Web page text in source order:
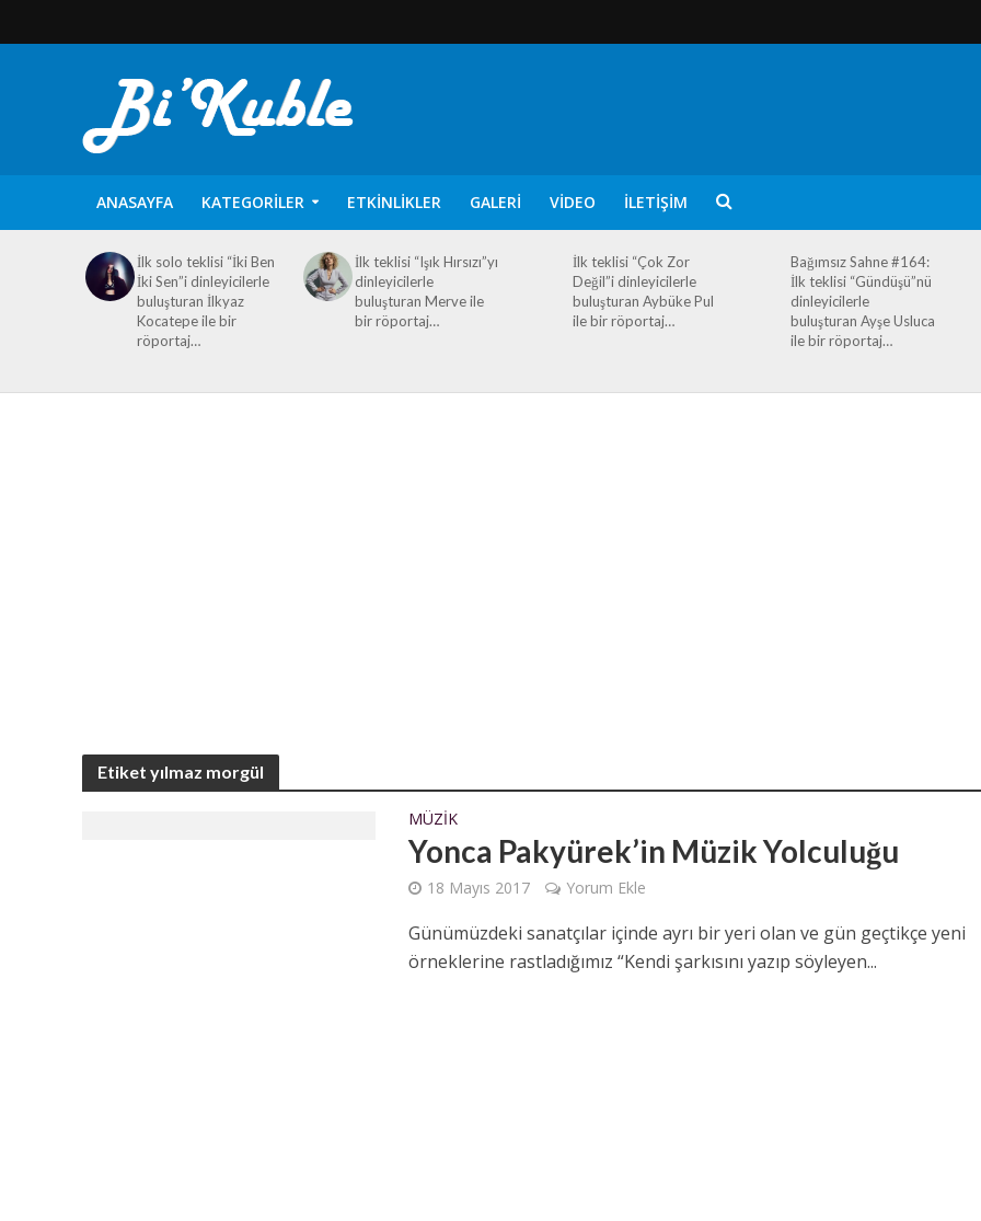
ANASAYFA KATEGORILER ETKINLIKLER GALERI VIDEO İLETIŞIM
İlk solo teklisi “İki Ben
İki Sen”i dinleyicilerle
buluşturan İlkyaz
Kocatepe ile bir
röportaj…
İlk teklisi “Işık Hırsızı”yı
dinleyicilerle
buluşturan Merve ile
bir röportaj…
İlk teklisi “Çok Zor
Değil”i dinleyicilerle
buluşturan Aybüke Pul
ile bir röportaj…
Bağımsız Sahne #164:
İlk teklisi “Gündüşü”nü
dinleyicilerle
buluşturan Ayşe Usluca
ile bir röportaj…
Etiket yılmaz morgül
MÜZIK
Yonca Pakyürek’in Müzik Yolculuğu
18 Mayıs 2017 Yorum Ekle
Günümüzdeki sanatçılar içinde ayrı bir yeri olan ve gün geçtikçe yeni
örneklerine rastladığımız “Kendi şarkısını yazıp söyleyen...